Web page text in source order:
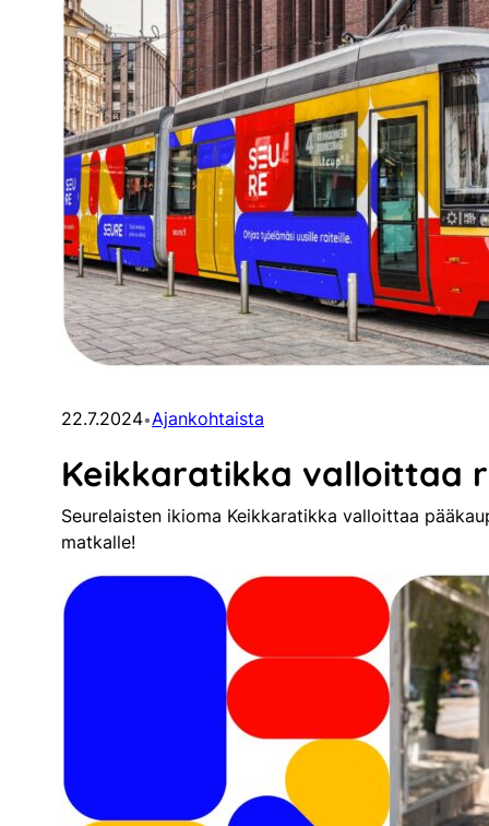
22.7.2024•Ajankohtaista
Keikkaratikka valloittaa
Seurelaisten ikioma Keikkaratikka valloittaa
matkalle!